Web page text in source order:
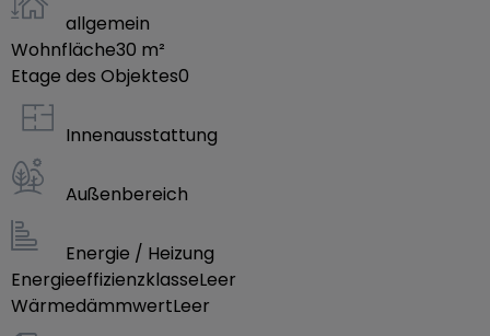
allgemein
Wohnfläche30 m²
Etage des Objektes0
Innenausstattung
Außenbereich
Energie / Heizung
EnergieeffizienzklasseLeer
WärmedämmwertLeer